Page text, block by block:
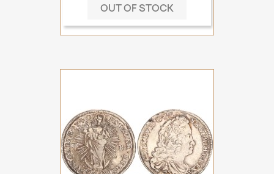
OUT OF STOCK